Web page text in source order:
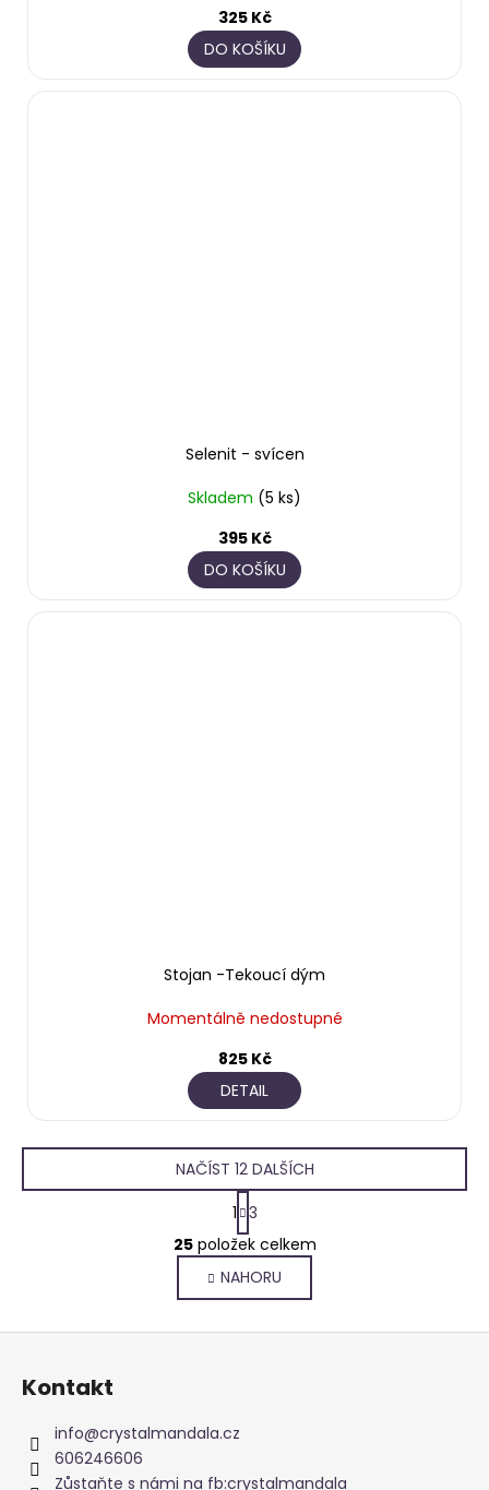
325 Kč
DO KOŠÍKU
Selenit - svícen
Skladem (5 ks)
395 Kč
DO KOŠÍKU
Stojan -Tekoucí dým
Momentálně nedostupné
825 Kč
DETAIL
O
v
l
á
d
v
NAČÍST 12 DALŠÍCH
S
t
r
á
n
k
1 3
25položek celkem
NAHORU
Z
Kontakt
info@crystalmandala.cz
606246606
Zůstaňte s námi na fb:crystalmandala